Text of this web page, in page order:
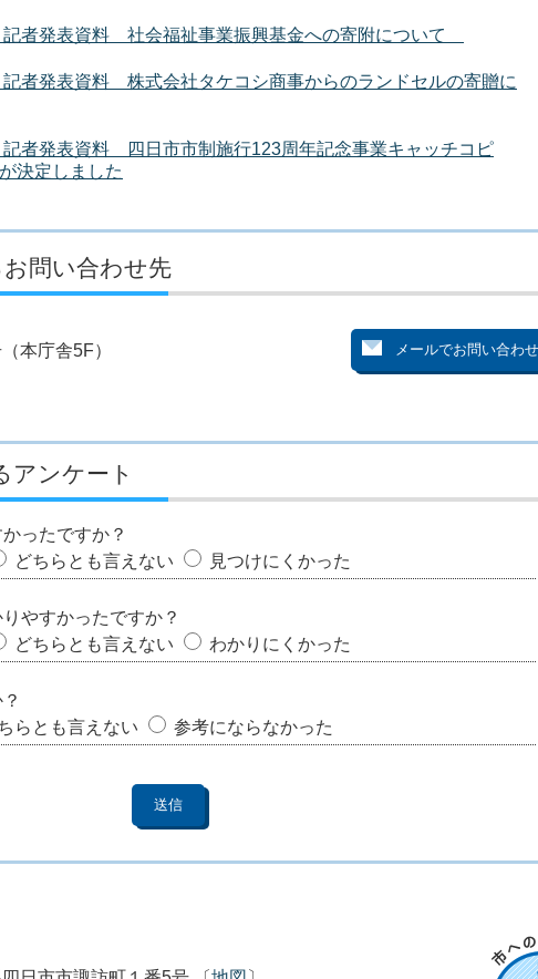
者発表資料 社会福祉事業振興基金への寄附について
者発表資料 株式会社タケコシ商事からのランドセルの寄贈に
者発表資料 四日市市制施行123周年記念事業キャッチコピ
決定しました
問い合わせ先
本庁舎5F）
アンケート
ったですか？
どちらとも言えない 見つけにくかった
やすかったですか？
どちらとも言えない わかりにくかった
らとも言えない 参考にならなかった